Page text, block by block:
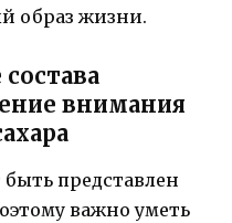
образ жизни.
внимания
представлен
важно уметь